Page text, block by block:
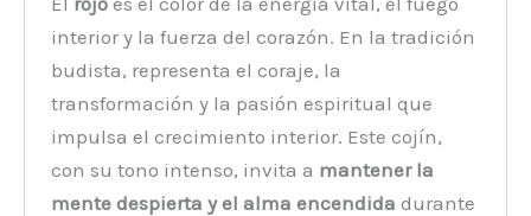
interior y la fuerza del corazón. En la tradición
budista, representa el coraje, la
transformación y la pasión espiritual que
impulsa el crecimiento interior. Este cojín,
con su tono intenso, invita a mantener la
mente despierta y el alma encendida durante